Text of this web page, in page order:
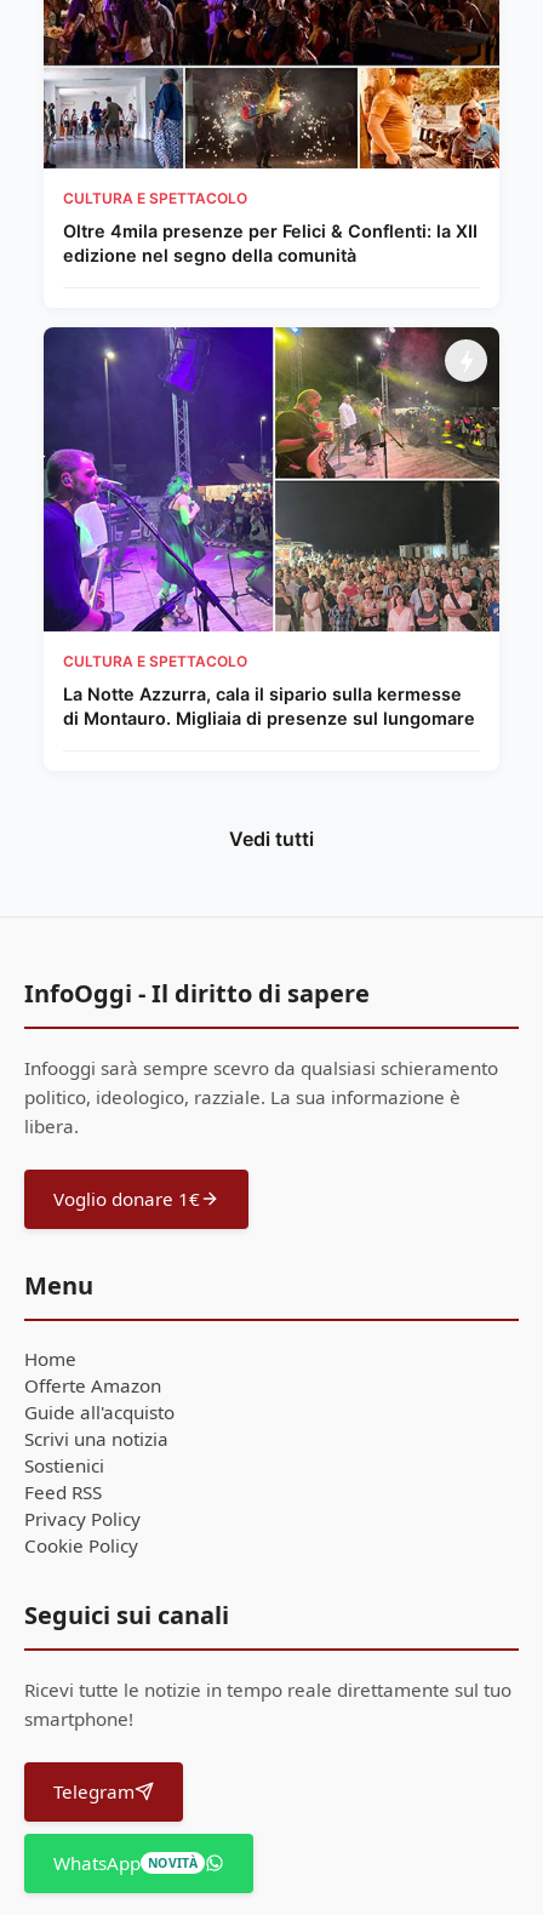
CULTURA E SPETTACOLO
Oltre 4mila presenze per Felici & Conflenti: la XII
edizione nel segno della comunità
CULTURA E SPETTACOLO
La Notte Azzurra, cala il sipario sulla kermesse
di Montauro. Migliaia di presenze sul lungomare
Vedi tutti
InfoOggi - Il diritto di sapere
Infooggi sarà sempre scevro da qualsiasi schieramento
politico, ideologico, razziale. La sua informazione è
libera.
Voglio donare 1€
Menu
Home
Offerte Amazon
Guide all'acquisto
Scrivi una notizia
Sostienici
Feed RSS
Privacy Policy
Cookie Policy
Seguici sui canali
Ricevi tutte le notizie in tempo reale direttamente sul tuo
smartphone!
Telegram
WhatsApp NOVITÀ